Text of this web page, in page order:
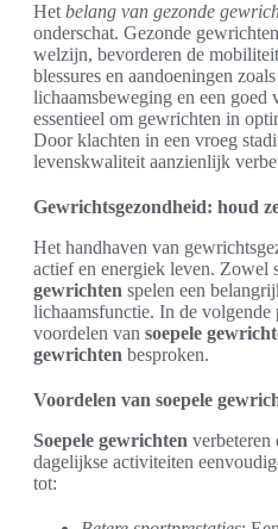
Het belang van gezonde
onderschat. Gezonde
welzijn, bevorderen de
blessures en aandoeningen
lichaamsbeweging en een goed
essentieel om gewrichten in
Door klachten in een vroeg
levenskwaliteit aanzienlijk
Gewrichtsgezondheid: houd
Het handhaven van
actief en energiek leven. Zowel
gewrichten spelen een
lichaamsfunctie. In de volgende
voordelen van soepele
gewrichten besproken.
Voordelen van soepele
Soepele gewrichten verbeteren
dagelijkse activiteiten
tot: